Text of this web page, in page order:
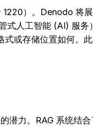
）。Denodo 将
人工智能 (AI) 服务
或存储位置如何。
力。RAG 系统结